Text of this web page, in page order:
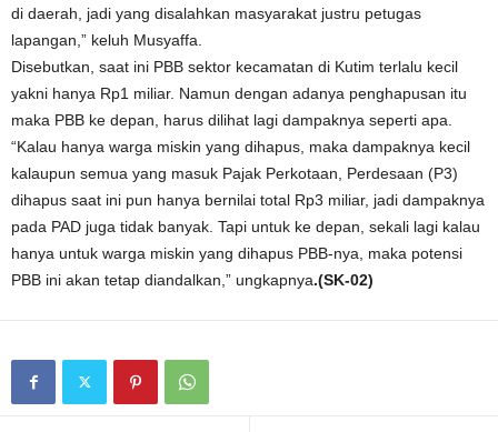
di daerah, jadi yang disalahkan masyarakat justru petugas
lapangan,” keluh Musyaffa.
Disebutkan, saat ini PBB sektor kecamatan di Kutim terlalu kecil
yakni hanya Rp1 miliar. Namun dengan adanya penghapusan itu
maka PBB ke depan, harus dilihat lagi dampaknya seperti apa.
“Kalau hanya warga miskin yang dihapus, maka dampaknya kecil
kalaupun semua yang masuk Pajak Perkotaan, Perdesaan (P3)
dihapus saat ini pun hanya bernilai total Rp3 miliar, jadi dampaknya
pada PAD juga tidak banyak. Tapi untuk ke depan, sekali lagi kalau
hanya untuk warga miskin yang dihapus PBB-nya, maka potensi
PBB ini akan tetap diandalkan,” ungkapnya.(SK-02)